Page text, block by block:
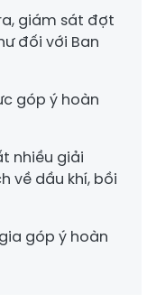
giám sát đợt
đối với Ban
góp ý hoàn
nhiều giải
về dầu khí, bồi
góp ý hoàn